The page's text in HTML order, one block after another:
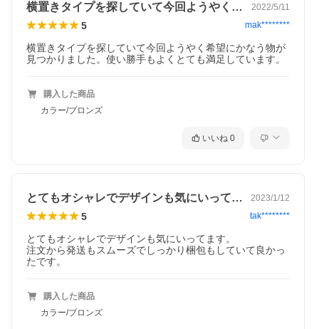
横置きタイプを探していて今回ようやく希… 2022/5/11
5 mak********
横置きタイプを探していて今回ようやく希望にかなう物が
見つかりました。使い勝手もよくとても満足しています。
購入した商品
カラー/ブロンズ
いいね 0
とてもオシャレでデザインも気にいってま… 2023/1/12
5 tak********
とてもオシャレでデザインも気にいってます。
注文から発送もスムーズでしっかり梱包もしていて良かっ
たです。
購入した商品
カラー/ブロンズ